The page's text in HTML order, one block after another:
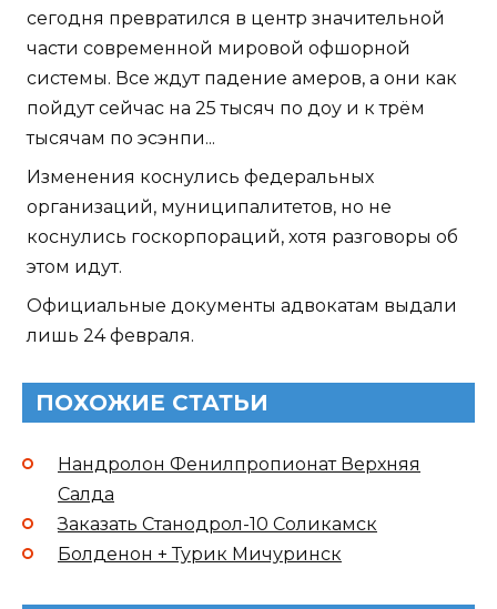
сегодня превратился в центр значительной
части современной мировой офшорной
системы. Все ждут падение амеров, а они как
пойдут сейчас на 25 тысяч по доу и к трём
тысячам по эсэнпи...
Изменения коснулись федеральных
организаций, муниципалитетов, но не
коснулись госкорпораций, хотя разговоры об
этом идут.
Официальные документы адвокатам выдали
лишь 24 февраля.
ПОХОЖИЕ СТАТЬИ
Нандролон Фенилпропионат Верхняя
Салда
Заказать Станодрол-10 Соликамск
Болденон + Турик Мичуринск